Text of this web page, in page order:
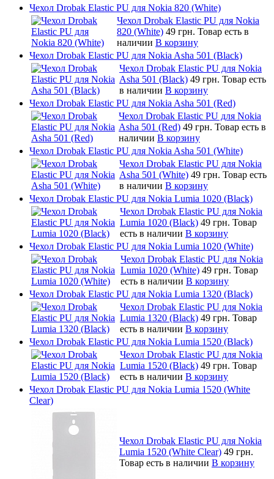
Чехол Drobak Elastic PU для Nokia 820 (White)
Чехол Drobak Elastic PU для Nokia
820 (White) 49 грн. Товар есть в
наличии В корзину
Чехол Drobak Elastic PU для Nokia Asha 501 (Black)
Чехол Drobak Elastic PU для Nokia
Asha 501 (Black) 49 грн. Товар есть
в наличии В корзину
Чехол Drobak Elastic PU для Nokia Asha 501 (Red)
Чехол Drobak Elastic PU для Nokia
Asha 501 (Red) 49 грн. Товар есть в
наличии В корзину
Чехол Drobak Elastic PU для Nokia Asha 501 (White)
Чехол Drobak Elastic PU для Nokia
Asha 501 (White) 49 грн. Товар есть
в наличии В корзину
Чехол Drobak Elastic PU для Nokia Lumia 1020 (Black)
Чехол Drobak Elastic PU для Nokia
Lumia 1020 (Black) 49 грн. Товар
есть в наличии В корзину
Чехол Drobak Elastic PU для Nokia Lumia 1020 (White)
Чехол Drobak Elastic PU для Nokia
Lumia 1020 (White) 49 грн. Товар
есть в наличии В корзину
Чехол Drobak Elastic PU для Nokia Lumia 1320 (Black)
Чехол Drobak Elastic PU для Nokia
Lumia 1320 (Black) 49 грн. Товар
есть в наличии В корзину
Чехол Drobak Elastic PU для Nokia Lumia 1520 (Black)
Чехол Drobak Elastic PU для Nokia
Lumia 1520 (Black) 49 грн. Товар
есть в наличии В корзину
Чехол Drobak Elastic PU для Nokia Lumia 1520 (White
Clear)
Чехол Drobak Elastic PU для Nokia
Lumia 1520 (White Clear) 49 грн.
Товар есть в наличии В корзину